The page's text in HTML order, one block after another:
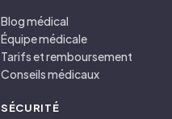
Blog médical
Équipe médicale
Tarifs et remboursement
Conseils médicaux
SÉCURITÉ